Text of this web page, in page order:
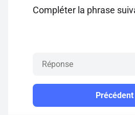
Pour profiter de 10
Compléter la phrase
Précédent